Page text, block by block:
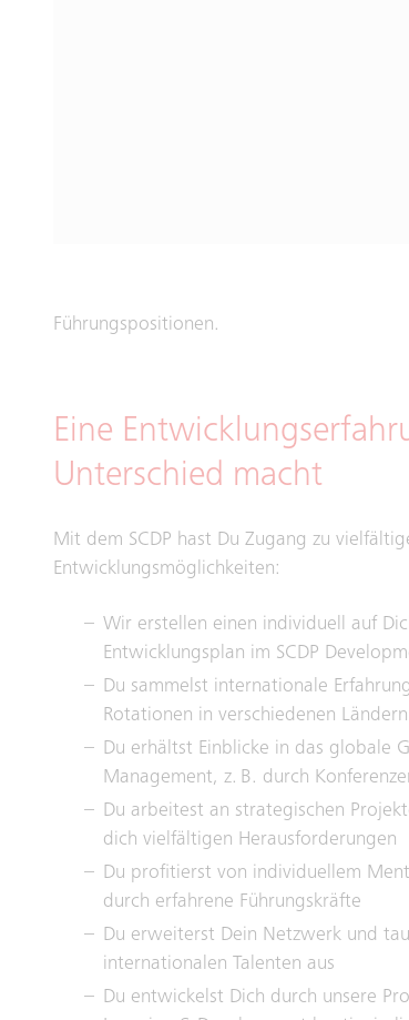
Führungspositionen.
Eine
Unterschied macht
Mit dem SCDP hast Du Zugang zu
Entwicklungsmöglichkeiten:
Wir erstellen einen individuell auf
Entwicklungsplan im SCDP
Du sammelst internationale
Rotationen in verschiedenen Ländern
Du erhältst Einblicke in das globale
Management, z. B. durch
Du arbeitest an strategischen
dich vielfältigen Herausforderungen
Du profitierst von individuellem
durch erfahrene Führungskräfte
Du erweiterst Dein Netzwerk und
internationalen Talenten aus
Du entwickelst Dich durch unsere